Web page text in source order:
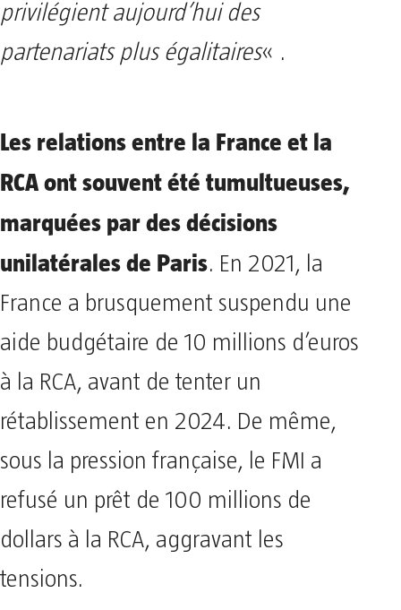
privilégient aujourd’hui des
partenariats plus égalitaires« .
Les relations entre la France et la
RCA ont souvent été tumultueuses,
marquées par des décisions
unilatérales de Paris. En 2021, la
France a brusquement suspendu une
aide budgétaire de 10 millions d’euros
à la RCA, avant de tenter un
rétablissement en 2024. De même,
sous la pression française, le FMI a
refusé un prêt de 100 millions de
dollars à la RCA, aggravant les
tensions.